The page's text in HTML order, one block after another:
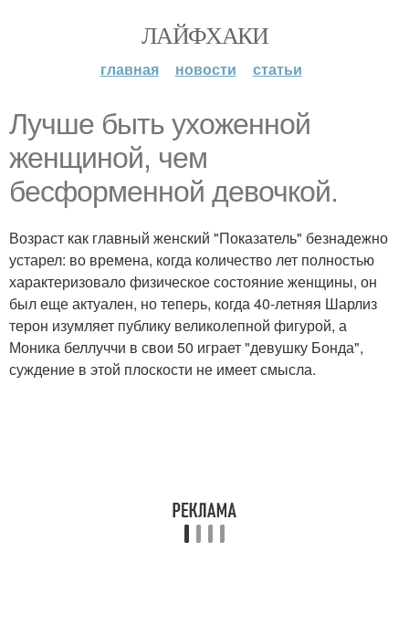
ЛАЙФХАКИ
главная новости статьи
Лучше быть ухоженной
женщиной, чем
бесформенной девочкой.
Возраст как главный женский "Показатель" безнадежно
устарел: во времена, когда количество лет полностью
характеризовало физическое состояние женщины, он
был еще актуален, но теперь, когда 40-летняя Шарлиз
терон изумляет публику великолепной фигурой, а
Моника беллуччи в свои 50 играет "девушку Бонда",
суждение в этой плоскости не имеет смысла.